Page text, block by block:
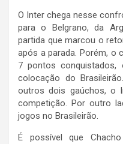
O Inter chega nesse
para o Belgrano, da
partida que marcou o
após a parada. Porém, o
7 pontos
colocação do
outros dois gaúchos, o
competição. Por outro
jogos no Brasileirão.
É possível que